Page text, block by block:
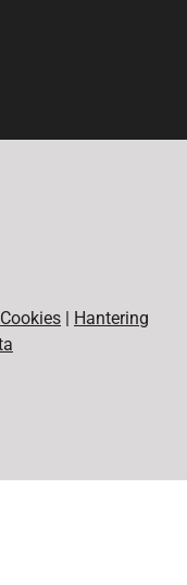
Cookies | Hantering